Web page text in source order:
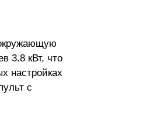
3.8 кВт, что
настройках
с